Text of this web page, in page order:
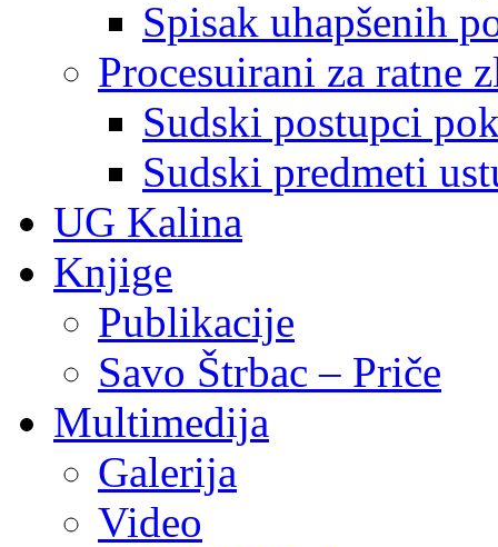
Spisak uhapšenih
Procesuirani za ratne
Sudski postupci
Sudski predmeti
UG Kalina
Knjige
Publikacije
Savo Štrbac – Priče
Multimedija
Galerija
Video